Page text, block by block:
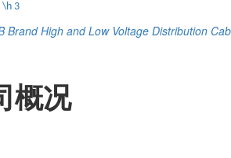
\h 3
Brand High and Low Voltage Distribution
概况